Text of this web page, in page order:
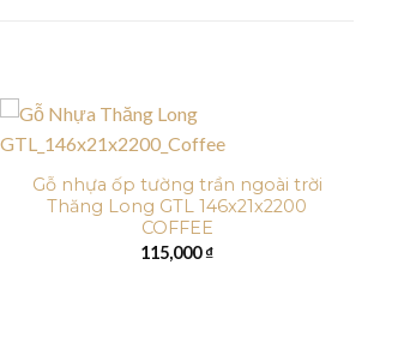
Gỗ nhựa ốp tường trần ngoài trời
Thăng Long GTL 146x21x2200
COFFEE
115,000₫